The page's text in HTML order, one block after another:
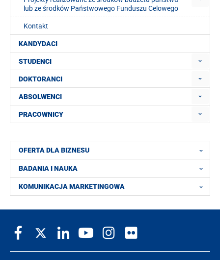
lub ze środków Państwowego Funduszu Celowego
Kontakt
KANDYDACI
STUDENCI
DOKTORANCI
ABSOLWENCI
PRACOWNICY
OFERTA DLA BIZNESU
BADANIA I NAUKA
KOMUNIKACJA MARKETINGOWA